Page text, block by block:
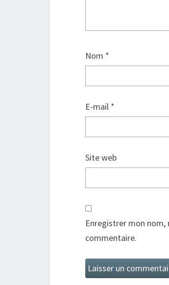
Nom *
E-mail *
Site web
Enregistrer mon
commentaire.